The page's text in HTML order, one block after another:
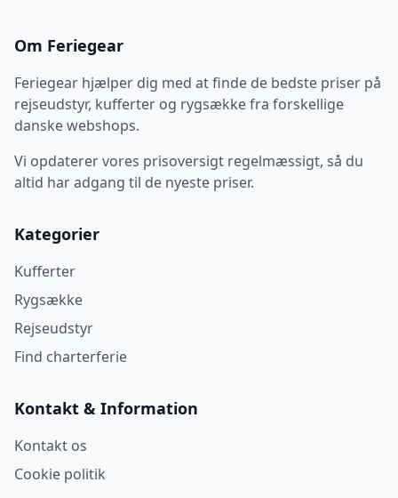
Om Feriegear
Feriegear hjælper dig med at finde de bedste priser på
rejseudstyr, kufferter og rygsække fra forskellige
danske webshops.
Vi opdaterer vores prisoversigt regelmæssigt, så du
altid har adgang til de nyeste priser.
Kategorier
Kufferter
Rygsække
Rejseudstyr
Find charterferie
Kontakt & Information
Kontakt os
Cookie politik